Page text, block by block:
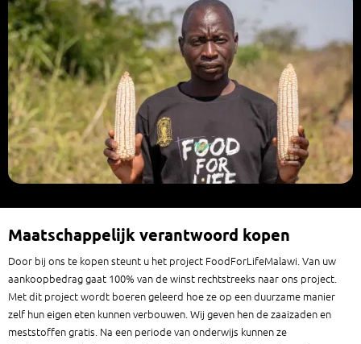
Maatschappelijk verantwoord kopen
Door bij ons te kopen steunt u het project FoodForLifeMalawi. Van uw
aankoopbedrag gaat 100% van de winst rechtstreeks naar ons project.
Met dit project wordt boeren geleerd hoe ze op een duurzame manier
zelf hun eigen eten kunnen verbouwen. Wij geven hen de zaaizaden en
meststoffen gratis. Na een periode van onderwijs kunnen ze